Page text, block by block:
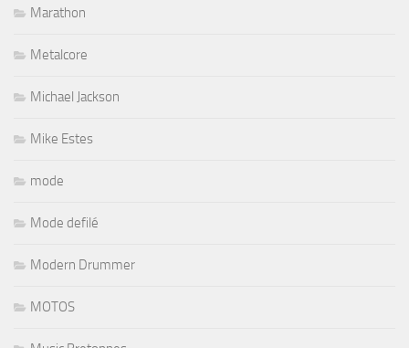
Marathon
Metalcore
Michael Jackson
Mike Estes
mode
Mode defilé
Modern Drummer
MOTOS